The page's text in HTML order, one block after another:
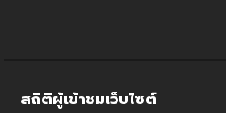
สถิติผู้เข้าชมเว็บไซต์